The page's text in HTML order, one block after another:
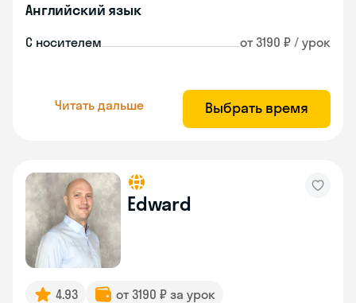
Английский язык
С носителем от 3190 ₽ / урок
Читать дальше Выбрать время
Edward
4.93
от 3190 ₽ за урок